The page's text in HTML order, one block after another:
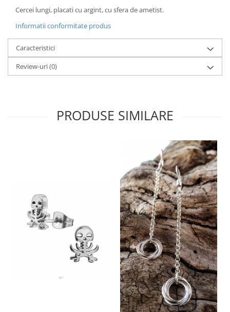
Cercei lungi, placati cu argint, cu sfera de ametist.
Informatii conformitate produs
Caracteristici
Review-uri(0)
PRODUSE SIMILARE